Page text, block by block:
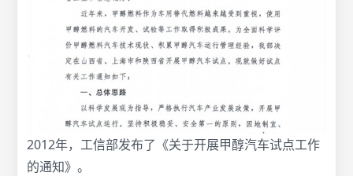
2012年，工信部发布了《关于开展甲醇汽车试点工作
的通知》。